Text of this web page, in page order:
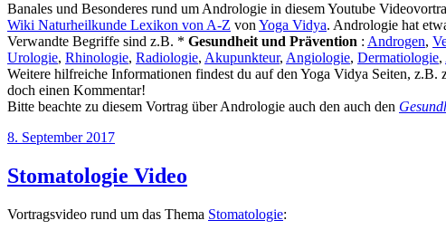
Banales und Besonderes rund um Andrologie in diesem Youtube
Wiki Naturheilkunde Lexikon von A-Z von Yoga Vidya. Andrologie hat
Verwandte Begriffe sind z.B. * Gesundheit und Prävention : Androgen,
Urologie, Rhinologie, Radiologie, Akupunkteur, Angiologie, Dermatiologie,
Weitere hilfreiche Informationen findest du auf den Yoga Vidya Seiten, z.B.
doch einen Kommentar!
Bitte beachte zu diesem Vortrag über Andrologie auch den auch den
Veröffentlicht
8. September 2017
Stomatologie Video
Vortragsvideo rund um das Thema Stomatologie: